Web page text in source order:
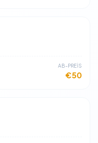
​AB-PREİS
€50